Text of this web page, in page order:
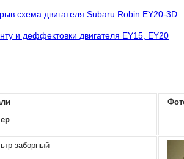
схема двигателя Subaru Robin EY20-3D
и деффектовки двигателя EY15, EY20
заборный